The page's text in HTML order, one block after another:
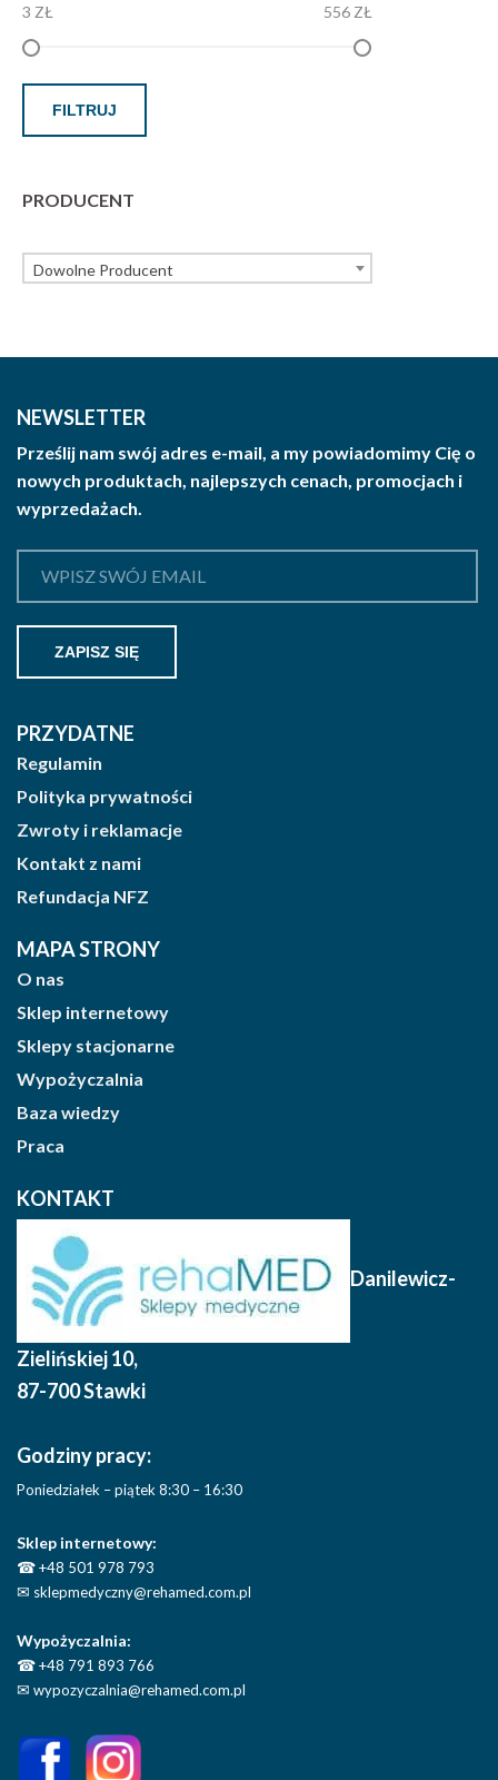
3 ZŁ 556 ZŁ
FILTRUJ
PRODUCENT
Dowolne Producent
NEWSLETTER
Prześlij nam swój adres e-mail, a my powiadomimy Cię o
nowych produktach, najlepszych cenach, promocjach i
wyprzedażach.
PRZYDATNE
Regulamin
Polityka prywatności
Zwroty i reklamacje
Kontakt z nami
Refundacja NFZ
MAPA STRONY
O nas
Sklep internetowy
Sklepy stacjonarne
Wypożyczalnia
Baza wiedzy
Praca
KONTAKT
Danilewicz-
Zielińskiej 10,
87-700 Stawki
Godziny pracy:
Poniedziałek – piątek 8:30 – 16:30
Sklep internetowy:
☎+48 501 978 793
✉ sklepmedyczny@rehamed.com.pl
Wypożyczalnia:
☎+48 791 893 766
✉ wypozyczalnia@rehamed.com.pl